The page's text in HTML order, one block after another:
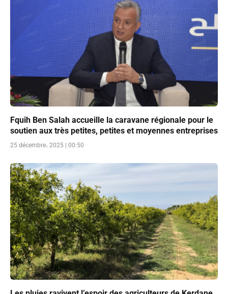
Fquih Ben Salah accueille la caravane régionale pour le
soutien aux très petites, petites et moyennes entreprises
25 décembre، 2025 | 00:50